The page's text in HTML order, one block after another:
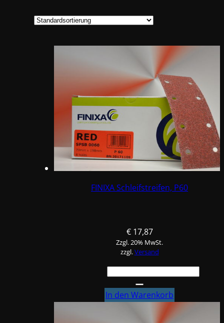
FINIXA Schleifstreifen, P60
€17,87
Zzgl. 20% MwSt.
zzgl.Versand
FINIXA
Schleifstreifen,
P60
In den Warenkorb